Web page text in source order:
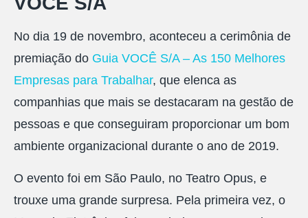
No dia 19 de novembro, aconteceu a cerimônia de
premiação do Guia VOCÊ S/A – As 150 Melhores
Empresas para Trabalhar, que elenca as
companhias que mais se destacaram na gestão de
pessoas e que conseguiram proporcionar um bom
ambiente organizacional durante o ano de 2019.
O evento foi em São Paulo, no Teatro Opus, e
trouxe uma grande surpresa. Pela primeira vez, o